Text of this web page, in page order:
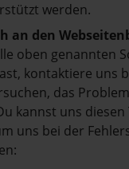
werden.
an den
oben genannten
kontaktiere uns
das
kannst uns diesen
uns bei der